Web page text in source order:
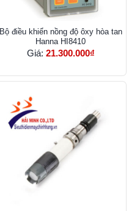
Bộ điều khiển nồng độ ôxy hòa tan
Hanna HI8410
Giá: 21.300.000₫